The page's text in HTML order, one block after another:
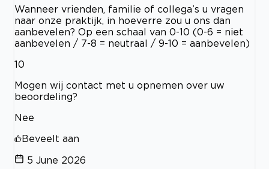
Wanneer vrienden, familie of collega’s u vragen
naar onze praktijk, in hoeverre zou u ons dan
aanbevelen? Op een schaal van 0-10 (0-6 = niet
aanbevelen / 7-8 = neutraal / 9-10 = aanbevelen)
10
Mogen wij contact met u opnemen over uw
beoordeling?
Nee
Beveelt aan
5 June 2026